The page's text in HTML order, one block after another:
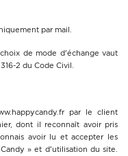
par mail.
de mode d'échange vaut
2 du Code Civil.
happycandy.fr par le client
dont il reconnaît avoir pris
avoir lu et accepter les
» et d'utilisation du site.